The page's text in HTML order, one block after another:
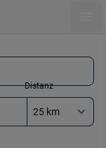
Distanz